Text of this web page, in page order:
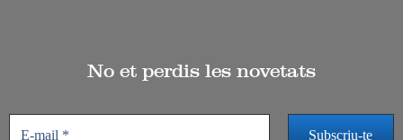
No et perdis les novetats